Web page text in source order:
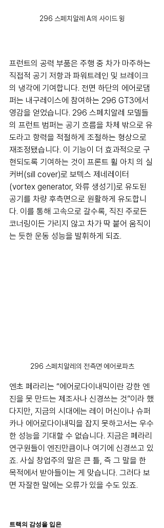
296 스페치알레 A의 사이드 윙
프런트의 공력 부품은 주행 중 차가 마주하는
직접적 공기 저항과 파워트레인 및 브레이크
의 냉각에 기여합니다. 전면 하단의 에어로댐
퍼는 내구레이스에 참여하는 296 GT3에서
영감을 얻었습니다. 296 스페치알레 모델들
의 프런트 범퍼는 공기 흐름을 차체 밖으로 유
도라고 항력을 적절하게 조절하는 형상으로
재조정됐습니다. 이 기능이 더 효과적으로 구
현되도록 기여하는 것이 프론트 휠 아치 의 실
커버(sill cover)로 보텍스 제네레이터
(vortex generator, 와류 생성기)로 유도된
공기를 차량 후측면으로 원활하게 유도합니
다. 이를 통해 고속으로 갈수록, 직진 주로든
코너링이든 가리지 않고 차가 딱 붙어 움직이
는 듯한 운동 성능을 발휘하게 되죠.
296 스페치알레의 전측면 에어로파츠
엔초 페라리는 “에어로다이내믹이란 강한 엔
진을 못 만드는 제조사나 신경쓰는 것”이라 했
다지만, 지금의 시대에는 레이 머신이나 슈퍼
카나 에어로다이내믹을 잡지 못하고서는 우수
한 성능을 기대할 수 없습니다. 지금은 페라리
연구원들이 엔진만큼이나 여기에 신경쓰고 있
죠. 사실 창업주의 말은 큰 틀, 즉 그 말을 한
목적에서 받아들이는 게 맞습니다. 그러다 보
면 자잘한 말에는 오류가 있을 수도 있죠.
트랙의 감성을 입은